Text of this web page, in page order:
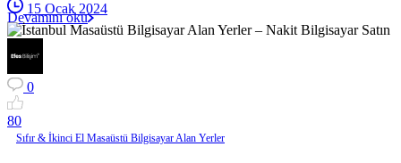
15 Ocak 2024
Devamını oku
0
80
Sıfır & İkinci El Masaüstü Bilgisayar Alan Yerler